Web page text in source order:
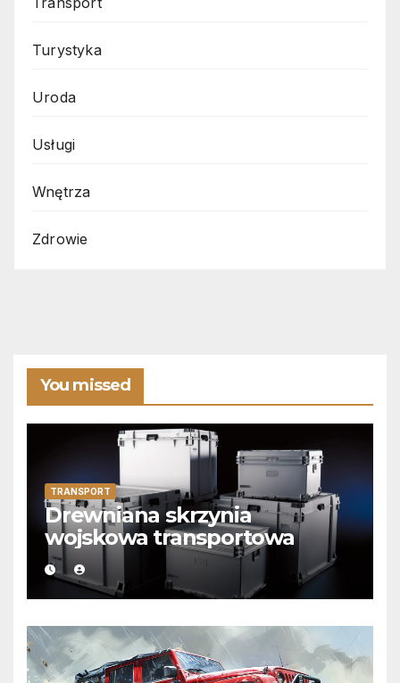
Turystyka
Uroda
Usługi
Wnętrza
Zdrowie
You missed
TRANSPORT
Drewniana skrzynia
wojskowa transportowa